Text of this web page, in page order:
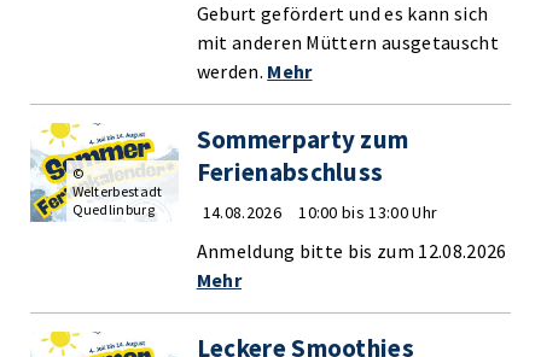
Geburt gefördert und es kann sich
mit anderen Müttern ausgetauscht
werden. Mehr
Sommerparty zum
Ferienabschluss
14.08.2026 10:00 bis 13:00 Uhr
Anmeldung bitte bis zum 12.08.2026
Mehr
©
Welterbestadt
Quedlinburg
Leckere Smoothies